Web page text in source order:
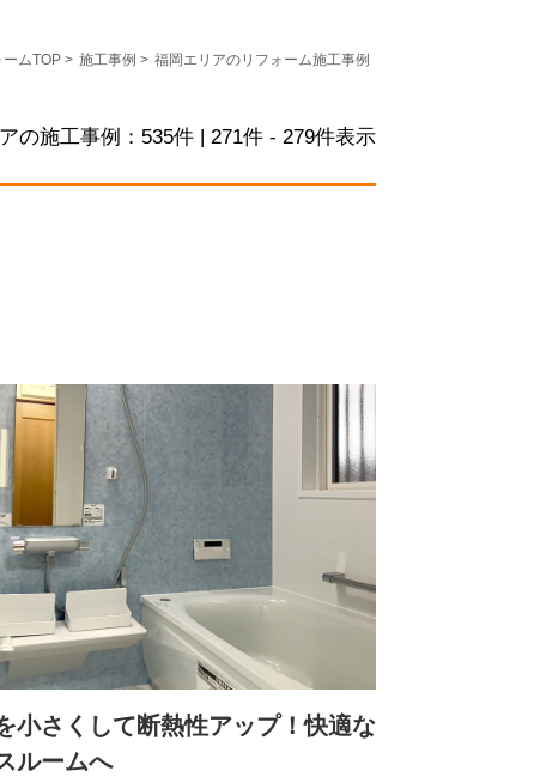
ームTOP > 施工事例 > 福岡エリアのリフォーム施工事例
の施工事例： 535件 | 271件 - 279件表示
小さくして断熱性アップ！快適な
ルームへ